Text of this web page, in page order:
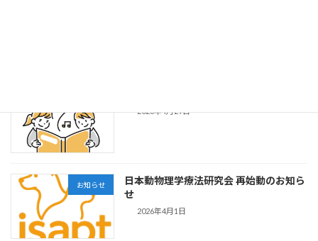
2026年4月29日
お知らせ
日本動物理学療法研究会 再始動のお知ら
せ
2026年4月1日